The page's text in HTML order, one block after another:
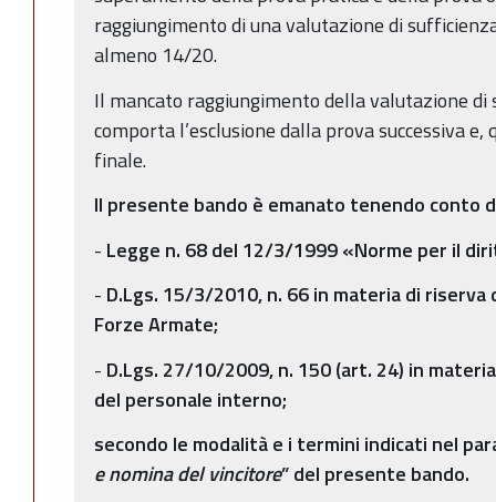
raggiungimento di una valutazione di
almeno 14/20.
Il mancato raggiungimento della valutazione
comporta l’esclusione dalla prova successiva
finale.
Il presente bando è emanato tenendo conto
- Legge n. 68 del 12/3/1999 «Norme per il
- D.Lgs. 15/3/2010, n. 66 in materia di
Forze Armate;
- D.Lgs. 27/10/2009, n. 150 (art. 24) in
del personale interno;
secondo le modalità e i termini indicati nel
e nomina del vincitore” del presente bando.